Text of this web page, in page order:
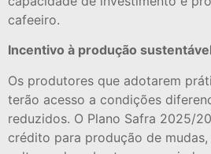
cafeeiro.
Incentivo à produção
Os produtores que adotarem
terão acesso a condições
reduzidos. O Plano Safra 2025/
crédito para produção de